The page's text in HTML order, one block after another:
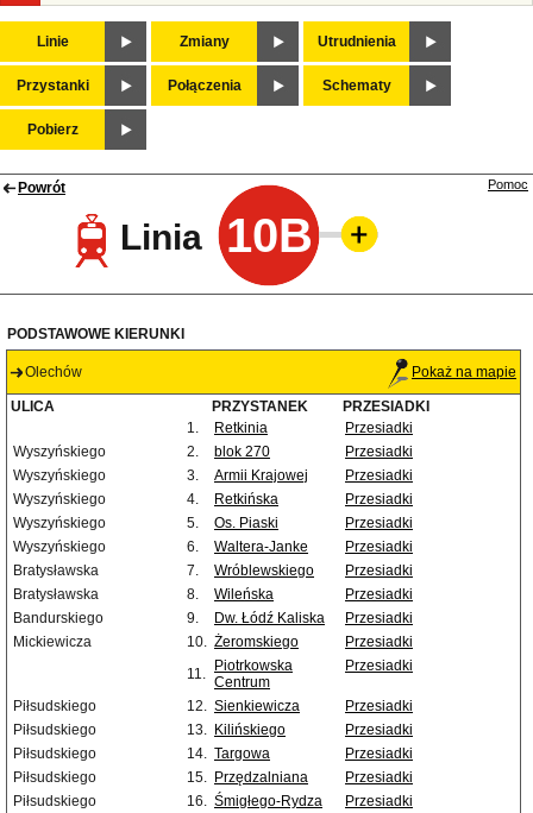
Linie Zmiany Utrudnienia
Przystanki Połączenia Schematy
Pobierz
Powrót
Linia 10B
Pomoc
PODSTAWOWE KIERUNKI
Olechów Pokaż na mapie
ULICA PRZYSTANEK
PRZESIADKI
1.
Retkinia
Przesiadki
Wyszyńskiego
2. blok 270
Przesiadki
Wyszyńskiego
3. Armii Krajowej
Przesiadki
Wyszyńskiego
4. Retkińska
Przesiadki
Wyszyńskiego
5. Os. Piaski
Przesiadki
Wyszyńskiego
6. Waltera-Janke
Przesiadki
Bratysławska
7. Wróblewskiego
Przesiadki
Bratysławska
8. Wileńska
Przesiadki
Bandurskiego
9. Dw. Łódź Kaliska
Przesiadki
Mickiewicza
10. Żeromskiego
Przesiadki
11.
Piotrkowska
Centrum
Przesiadki
Piłsudskiego 12. Sienkiewicza
Przesiadki
Piłsudskiego
13. Kilińskiego
Przesiadki
Piłsudskiego
14. Targowa
Przesiadki
Piłsudskiego
15. Przędzalniana
Przesiadki
Piłsudskiego
16. Śmigłego-Rydza
Przesiadki